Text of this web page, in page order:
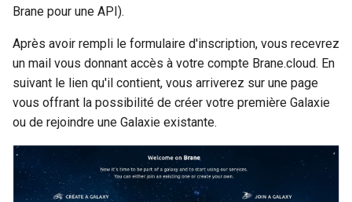
Brane pour une API).
Après avoir rempli le formulaire d'inscription, vous recevrez
un mail vous donnant accès à votre compte Brane.cloud. En
suivant le lien qu'il contient, vous arriverez sur une page
vous offrant la possibilité de créer votre première Galaxie
ou de rejoindre une Galaxie existante.